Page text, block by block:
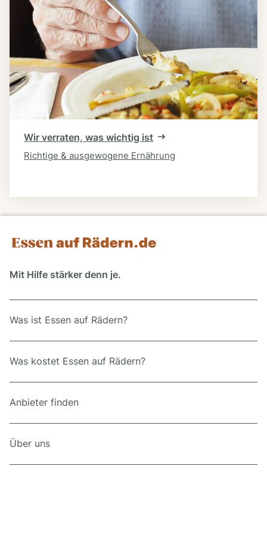
Wir verraten, was wichtig ist
Richtige & ausgewogene Ernährung
Mit Hilfe stärker denn je.
Was ist Essen auf Rädern?
Was kostet Essen auf Rädern?
Anbieter finden
Über uns